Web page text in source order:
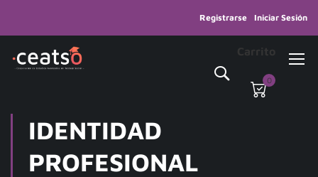
Registrarse Iniciar Sesión
Carrito
0
IDENTIDAD
PROFESIONAL